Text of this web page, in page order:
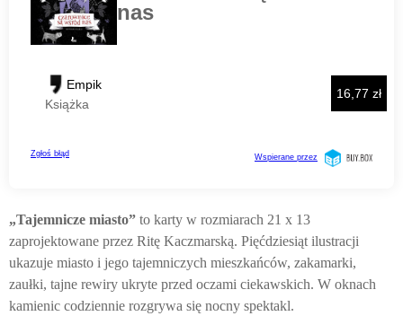
„Tajemnicze miasto” to karty w rozmiarach 21 x 13
zaprojektowane przez Ritę Kaczmarską. Pięćdziesiąt ilustracji
ukazuje miasto i jego tajemniczych mieszkańców, zakamarki,
zaułki, tajne rewiry ukryte przed oczami ciekawskich. W oknach
kamienic codziennie rozgrywa się nocny spektakl.